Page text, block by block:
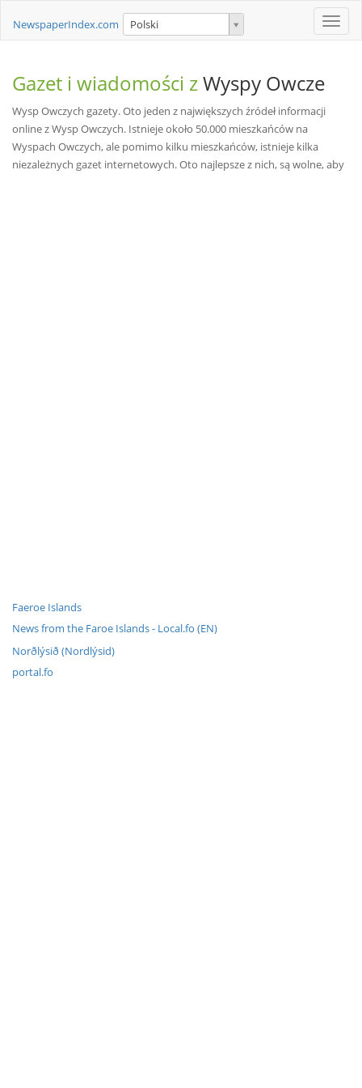
Toggle
NewspaperIndex.com Polski
Gazet i wiadomości zWyspy Owcze
Wysp Owczych gazety. Oto jeden z największych źródeł informacji
online z Wysp Owczych. Istnieje około 50.000 mieszkańców na
Wyspach Owczych, ale pomimo kilku mieszkańców, istnieje kilka
niezależnych gazet internetowych. Oto najlepsze z nich, są wolne, aby
Faeroe Islands
News from the Faroe Islands - Local.fo (EN)
Norðlýsið (Nordlýsid)
portal.fo